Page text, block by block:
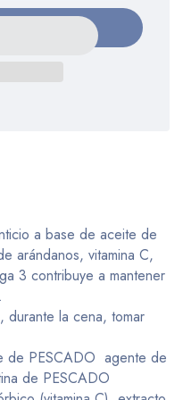
a base de aceite de
arándanos, vitamina C,
3 contribuye a mantener
durante la cena, tomar
de PESCADO agente de
de PESCADO